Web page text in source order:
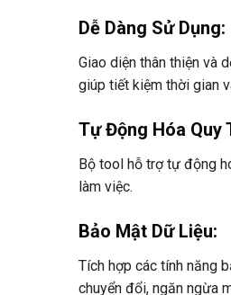
Dễ Dàng Sử Dụng:
Giao diện thân thiện và
giúp tiết kiệm thời gian
Tự Động Hóa Quy
Bộ tool hỗ trợ tự động
làm việc.
Bảo Mật Dữ Liệu:
Tích hợp các tính năng
chuyển đổi, ngăn ngừa